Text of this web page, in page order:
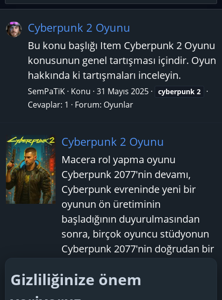
Cyberpunk 2 Oyunu
Bu konu başlığı Item Cyberpunk 2 Oyunu
konusunun genel tartışması içindir. Oyun
hakkında ki tartışmaları inceleyin.
SemPaTiK Konu 31 Mayıs 2025 cyberpunk 2
Cevaplar: 1 Forum: Oyunlar
Cyberpunk 2 Oyunu
Macera rol yapma oyunu
Cyberpunk 2077'nin devamı,
Cyberpunk evreninde yeni bir
oyunun ön üretiminin
başladığının duyurulmasından
sonra, birçok oyuncu stüdyonun
Cyberpunk 2077'nin doğrudan bir
karar verdi. Ancak, CD Projekt
Gizliliğinize önem